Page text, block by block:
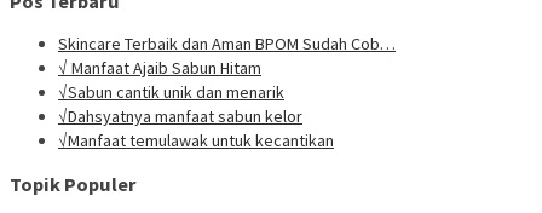
Skincare Terbaik dan Aman BPOM Sudah Cob…
√ Manfaat Ajaib Sabun Hitam
√Sabun cantik unik dan menarik
√Dahsyatnya manfaat sabun kelor
√Manfaat temulawak untuk kecantikan
Topik Populer